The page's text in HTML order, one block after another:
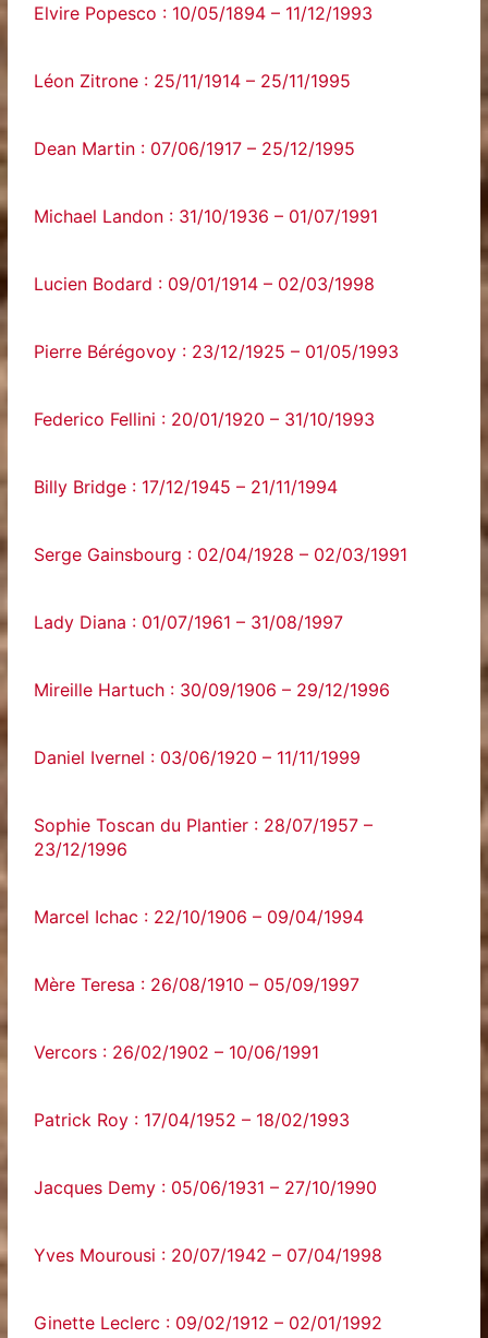
Elvire Popesco : 10/05/1894 – 11/12/1993
Léon Zitrone : 25/11/1914 – 25/11/1995
Dean Martin : 07/06/1917 – 25/12/1995
Michael Landon : 31/10/1936 – 01/07/1991
Lucien Bodard : 09/01/1914 – 02/03/1998
Pierre Bérégovoy : 23/12/1925 – 01/05/1993
Federico Fellini : 20/01/1920 – 31/10/1993
Billy Bridge : 17/12/1945 – 21/11/1994
Serge Gainsbourg : 02/04/1928 – 02/03/1991
Lady Diana : 01/07/1961 – 31/08/1997
Mireille Hartuch : 30/09/1906 – 29/12/1996
Daniel Ivernel : 03/06/1920 – 11/11/1999
Sophie Toscan du Plantier : 28/07/1957 –
23/12/1996
Marcel Ichac : 22/10/1906 – 09/04/1994
Mère Teresa : 26/08/1910 – 05/09/1997
Vercors : 26/02/1902 – 10/06/1991
Patrick Roy : 17/04/1952 – 18/02/1993
Jacques Demy : 05/06/1931 – 27/10/1990
Yves Mourousi : 20/07/1942 – 07/04/1998
Ginette Leclerc : 09/02/1912 – 02/01/1992